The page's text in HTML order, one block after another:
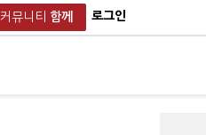
커뮤니티 함께 로그인